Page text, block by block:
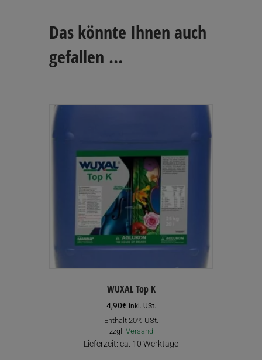
Das könnte Ihnen auch
gefallen …
WUXAL Top K
4,90€ inkl. USt.
Enthält 20% USt.
zzgl. Versand
Lieferzeit: ca. 10 Werktage